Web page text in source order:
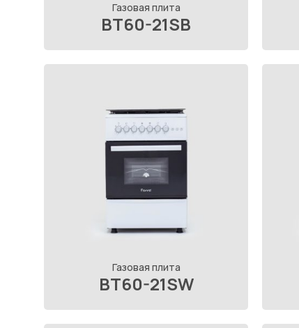
Газовая плита
BT60-21SB
Газовая плита
BT60-21SW